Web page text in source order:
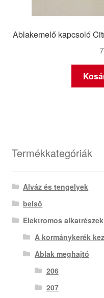
Ablakemelő kapcsoló
Termékkategóriák
Alváz és tengelyek
belső
Elektromos alkatrészek
A kormánykerék
Ablak meghajtó
206
207